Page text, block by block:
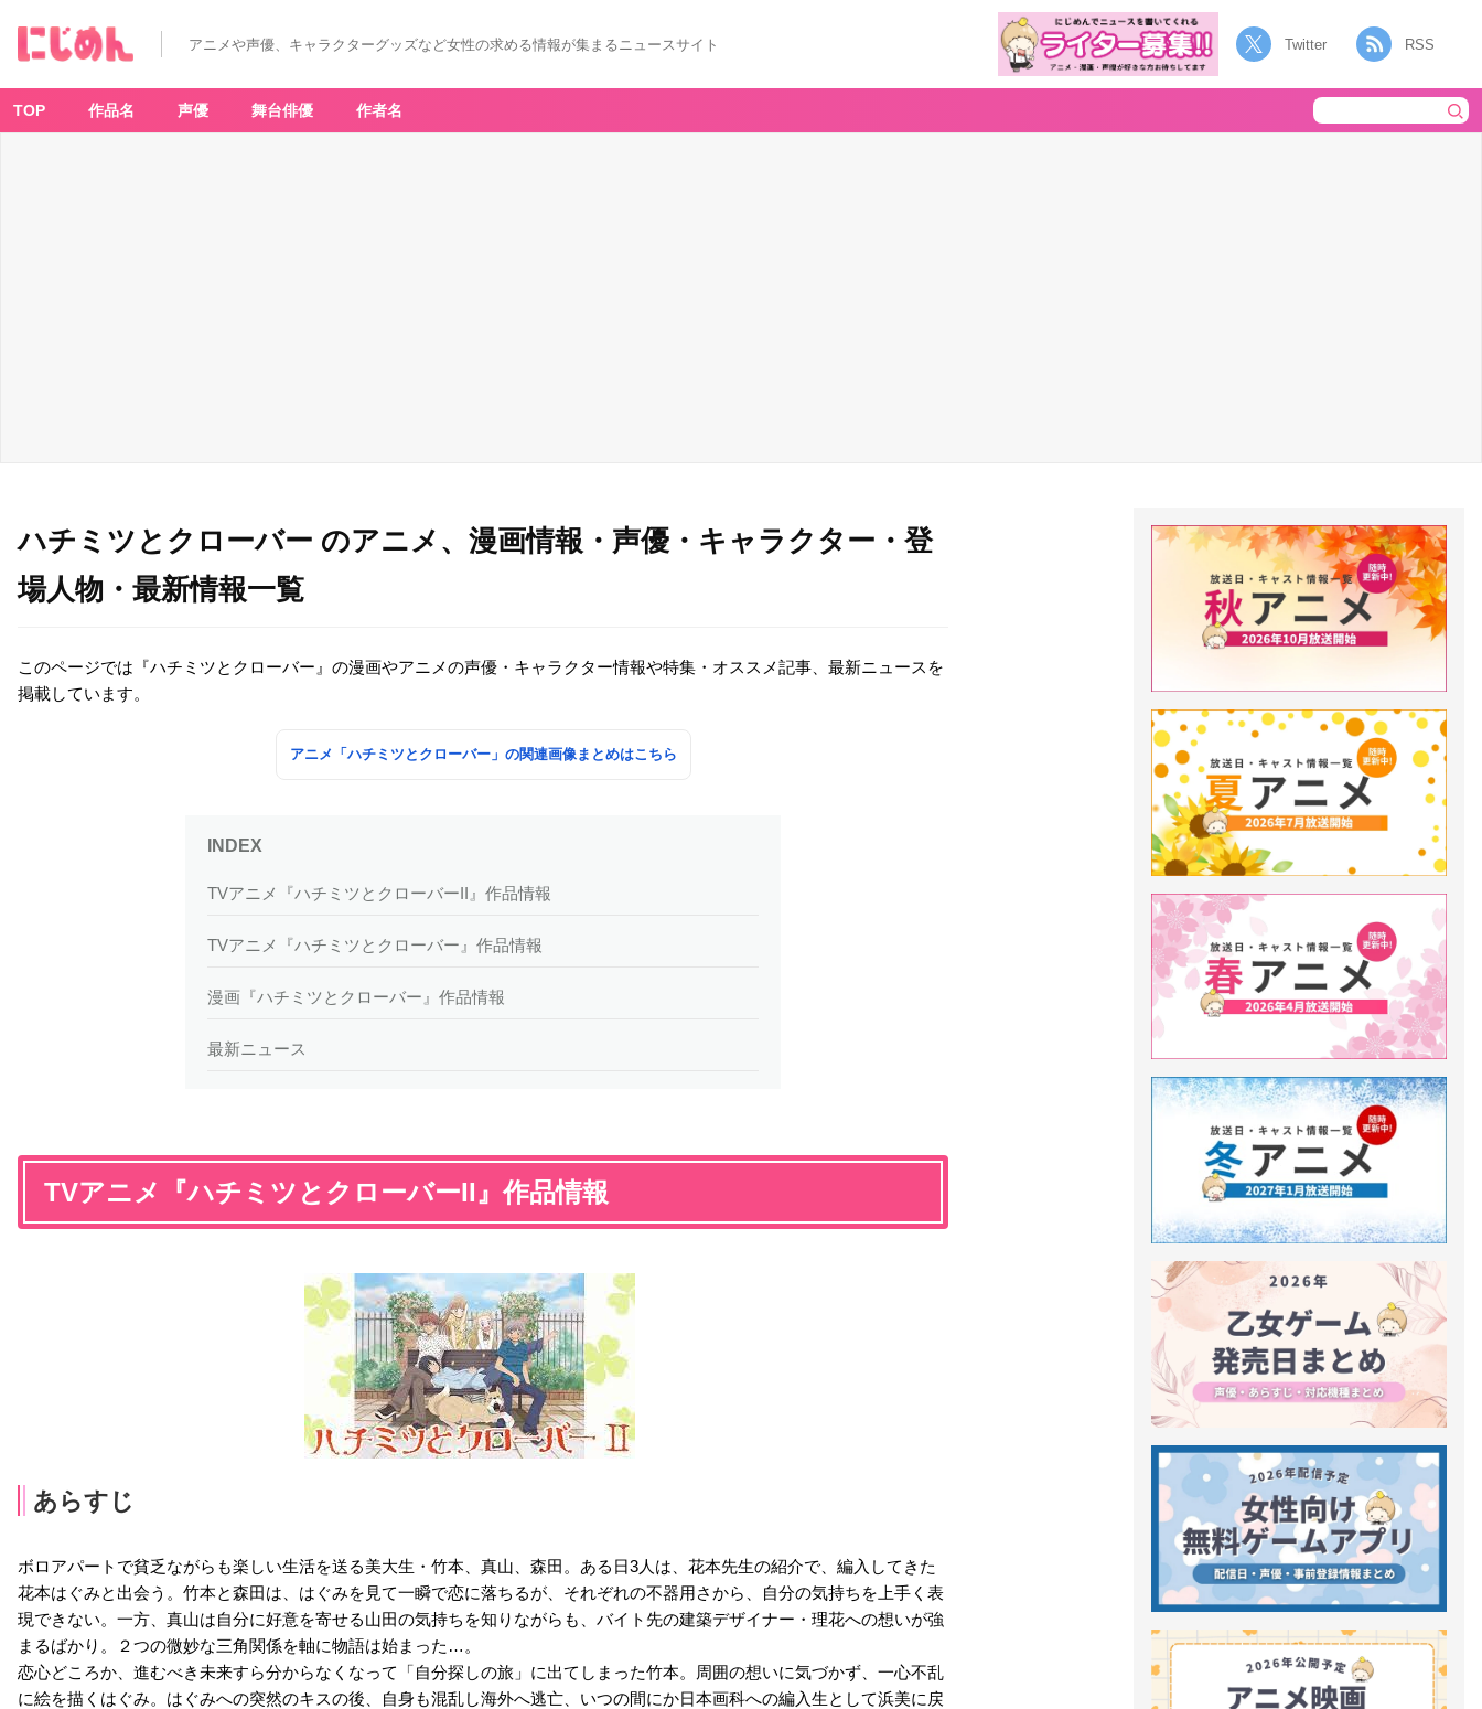
アニメや声優、キャラクターグッズなど女性の求める情報が集まるニュースサイト Twitter RSS
TOP 作品名 声優 舞台俳優 作者名
ハチミツとクローバー のアニメ、漫画情報・声優・キャラクター・登
場人物・最新情報一覧
このページでは『ハチミツとクローバー』の漫画やアニメの声優・キャラクター情報や特集・オススメ記事、最新ニュースを
掲載しています。
アニメ「ハチミツとクローバー」の関連画像まとめはこちら
TVアニメ『ハチミツとクローバーII』作品情報
TVアニメ『ハチミツとクローバー』作品情報
漫画『ハチミツとクローバー』作品情報
最新ニュース
TVアニメ『ハチミツとクローバーII』作品情報
あらすじ
ボロアパートで貧乏ながらも楽しい生活を送る美大生・竹本、真山、森田。ある日3人は、花本先生の紹介で、編入してきた
花本はぐみと出会う。竹本と森田は、はぐみを見て一瞬で恋に落ちるが、それぞれの不器用さから、自分の気持ちを上手く表
現できない。一方、真山は自分に好意を寄せる山田の気持ちを知りながらも、バイト先の建築デザイナー・理花への想いが強
まるばかり。２つの微妙な三角関係を軸に物語は始まった…。
恋心どころか、進むべき未来すら分からなくなって「自分探しの旅」に出てしまった竹本。周囲の想いに気づかず、一心不乱
に絵を描くはぐみ。はぐみへの突然のキスの後、自身も混乱し海外へ逃亡、いつの間にか日本画科への編入生として浜美に戻